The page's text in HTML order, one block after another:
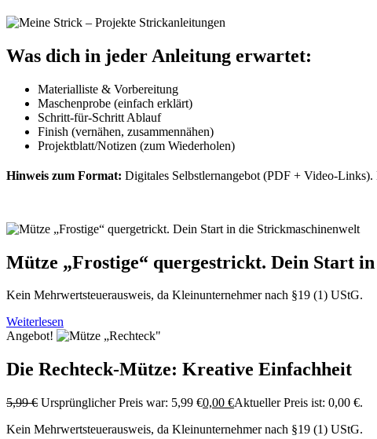
Was dich in jeder Anleitung erwartet:
Materialliste & Vorbereitung
Maschenprobe (einfach erklärt)
Schritt‑für‑Schritt Ablauf
Finish (vernähen, zusammennähen)
Projektblatt/Notizen (zum Wiederholen)
Hinweis zum Format: Digitales Selbstlernangebot (PDF +
Mütze „Frostige“ quergestrickt. Dein Start
Kein Mehrwertsteuerausweis, da Kleinunternehmer nach §19 (1) UStG.
Weiterlesen
Angebot!
Die Rechteck-Mütze: Kreative Einfachheit
5,99€ Ursprünglicher Preis war: 5,99 €0,00 €Aktueller Preis ist: 0,00 €.
Kein Mehrwertsteuerausweis, da Kleinunternehmer nach §19 (1) UStG.